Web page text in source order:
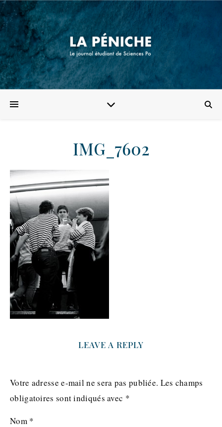
IMG_7602
LEAVE A REPLY
Votre adresse e-mail ne sera pas publiée. Les champs
obligatoires sont indiqués avec *
Nom *